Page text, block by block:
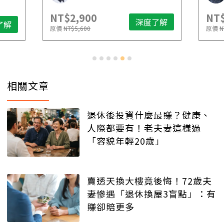
解 NT$2,900
原價NT$5,600 深度了解 原價
相關文章
退休後投資什麼最賺？健康、
人際都要有！老夫妻這樣過
「容貌年輕20歲」
賣透天換大樓竟後悔！72歲夫
妻慘遇「退休換屋3盲點」：有
賺卻賠更多